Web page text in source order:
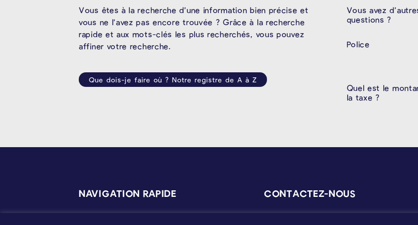
Vous êtes à la recherche d’une information bien précise et
vous ne l’avez pas encore trouvée ? Grâce à la recherche
rapide et aux mots-clés les plus recherchés, vous pouvez
affiner votre recherche.
Que dois-je faire où ? Notre registre de A à Z
Vous avez
questions ?
Police
Quel est le
la taxe ?
NAVIGATION RAPIDE CONTACTEZ-NOUS